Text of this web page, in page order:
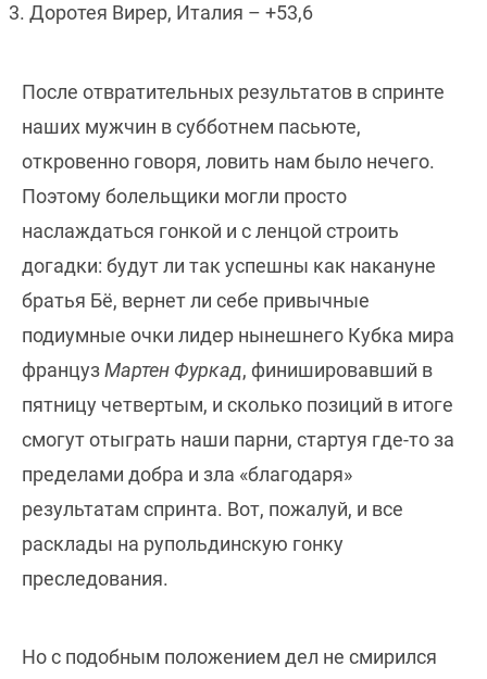
3. Доротея Вирер, Италия – +53,6
После отвратительных результатов в спринте
наших мужчин в субботнем пасьюте,
откровенно говоря, ловить нам было нечего.
Поэтому болельщики могли просто
наслаждаться гонкой и с ленцой строить
догадки: будут ли так успешны как накануне
братья Бё, вернет ли себе привычные
подиумные очки лидер нынешнего Кубка мира
французМартен Фуркад, финишировавший в
пятницу четвертым, и сколько позиций в итоге
смогут отыграть наши парни, стартуя где-то за
пределами добра и зла «благодаря»
результатам спринта. Вот, пожалуй, и все
расклады на рупольдинскую гонку
преследования.
Но с подобным положением дел не смирился